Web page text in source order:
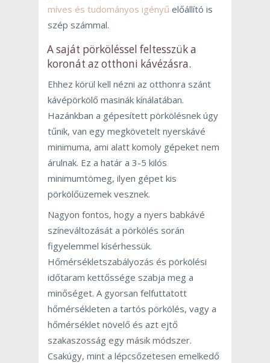
míves és tudományos igényű előállító is
szép számmal.
A saját pörköléssel feltesszük a
koronát az otthoni kávézásra.
Ehhez körül kell nézni az otthonra szánt
kávépörkölő masinák kínálatában.
Hazánkban a gépesített pörkölésnek úgy
tűnik, van egy megkövetelt nyerskávé
minimuma, ami alatt komoly gépeket nem
árulnak. Ez a határ a 3-5 kilós
minimumtömeg, ilyen gépet kis
pörkölőüzemek vesznek.
Nagyon fontos, hogy a nyers babkávé
színeváltozását a pörkölés során
figyelemmel kísérhessük.
Hőmérsékletszabályozás és pörkölési
időtaram kettőssége szabja meg a
minőséget. A gyorsan felfuttatott
hőmérsékleten a tartós pörkölés, vagy a
hőmérséklet növelő és azt ejtő
szakaszosság egy másik módszer.
Csakúgy, mint a lépcsőzetesen emelkedő